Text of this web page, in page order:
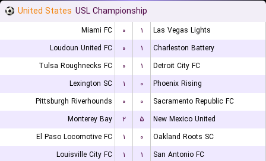
United States USL Championship
Miami FC ۰ ۱
Las Vegas Lights
Loudoun United FC
۰ ۱
Charleston Battery
Tulsa Roughnecks FC
۰ ۱
Detroit City FC
Lexington SC
۱ ۰
Phoenix Rising
Pittsburgh Riverhounds
۰ ۰
Sacramento Republic FC
Monterey Bay
۲ ۵
New Mexico United
El Paso Locomotive FC
۱ ۰
Oakland Roots SC
Louisville City FC
۱ ۱
San Antonio FC